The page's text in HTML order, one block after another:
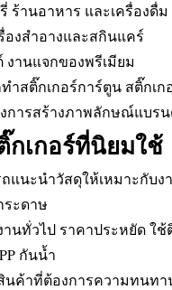
ร้านอาหาร และเครื่องดื่ม
องสำอางและสกินแคร์
งานแจกของพรีเมียม
ำสติ๊กเกอร์การ์ตูน สติ๊กเ
การสร้างภาพลักษณ์แบร
เกอร์ที่นิยมใช้
ถแนะนำวัสดุให้เหมาะกับ
ระดาษ
านทั่วไป ราคาประหยัด ใ
กันน้ำ
นค้าที่ต้องการความทนท